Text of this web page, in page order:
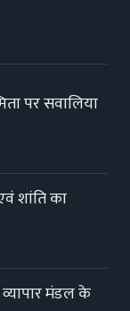
पर सवालिया
शांति का
मंडल के